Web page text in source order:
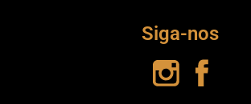
Siga-nos